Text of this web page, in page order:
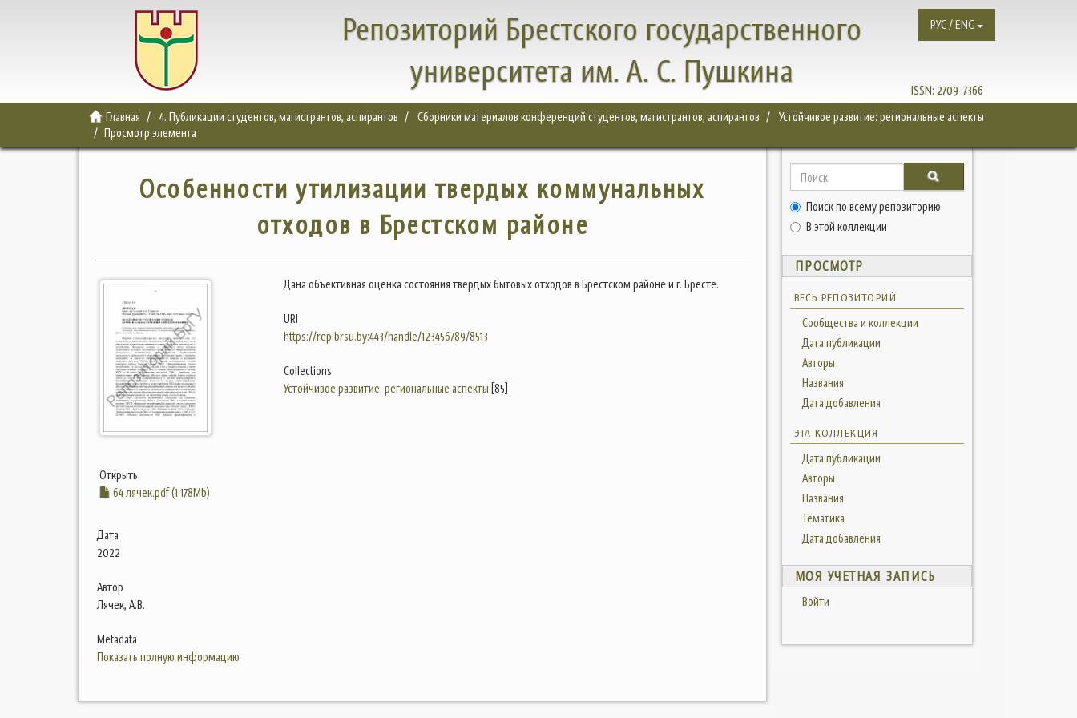
Репозиторий Брестского государственного
университета им. А. С. Пушкина
ISSN: 2709-7366
РУС / ENG
Главная 4. Публикации студентов, магистрантов, аспирантов Сборники материалов конференций студентов, магистрантов, аспирантов
Устойчивое развитие: региональные аспекты
Просмотр элемента
Особенности утилизации твердых коммунальных
отходов в Брестском районе
Открыть
64 лячек.pdf (1.178Mb)
Дата
2022
Автор
Лячек, А.В.
Metadata
Показать полную информацию
Дана объективная оценка состояния твердых бытовых отходов в Брестском районе и г. Бресте.
URI
https://rep.brsu.by:443/handle/123456789/8513
Collections
Устойчивое развитие: региональные аспекты [85]
Поиск по всему репозиторию
В этой коллекции
ПРОСМОТР
ВЕСЬ РЕПОЗИТОРИЙ
Сообщества и коллекции
Дата публикации
Авторы
Названия
Дата добавления
ЭТА КОЛЛЕКЦИЯ
Дата публикации
Авторы
Названия
Тематика
Дата добавления
МОЯ УЧЕТНАЯ ЗАПИСЬ
Войти